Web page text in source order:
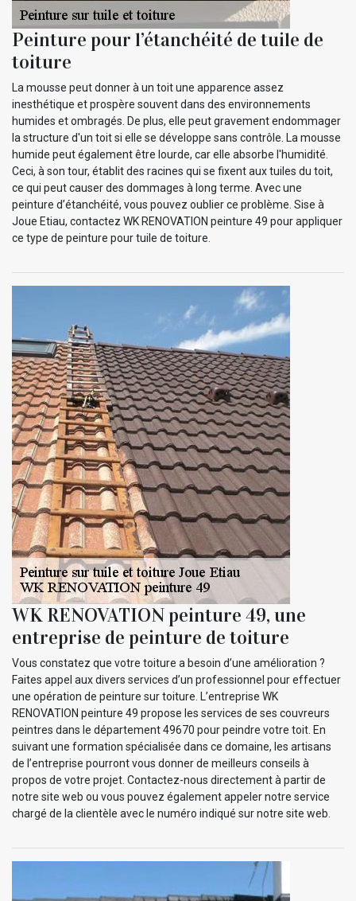
Peinture pour l’étanchéité de tuile de
toiture
La mousse peut donner à un toit une apparence assez
inesthétique et prospère souvent dans des environnements
humides et ombragés. De plus, elle peut gravement endommager
la structure d'un toit si elle se développe sans contrôle. La mousse
humide peut également être lourde, car elle absorbe l'humidité.
Ceci, à son tour, établit des racines qui se fixent aux tuiles du toit,
ce qui peut causer des dommages à long terme. Avec une
peinture d’étanchéité, vous pouvez oublier ce problème. Sise à
Joue Etiau, contactez WK RENOVATION peinture 49 pour appliquer
ce type de peinture pour tuile de toiture.
WK RENOVATION peinture 49, une
entreprise de peinture de toiture
Vous constatez que votre toiture a besoin d’une amélioration ?
Faites appel aux divers services d’un professionnel pour effectuer
une opération de peinture sur toiture. L’entreprise WK
RENOVATION peinture 49 propose les services de ses couvreurs
peintres dans le département 49670 pour peindre votre toit. En
suivant une formation spécialisée dans ce domaine, les artisans
de l’entreprise pourront vous donner de meilleurs conseils à
propos de votre projet. Contactez-nous directement à partir de
notre site web ou vous pouvez également appeler notre service
chargé de la clientèle avec le numéro indiqué sur notre site web.